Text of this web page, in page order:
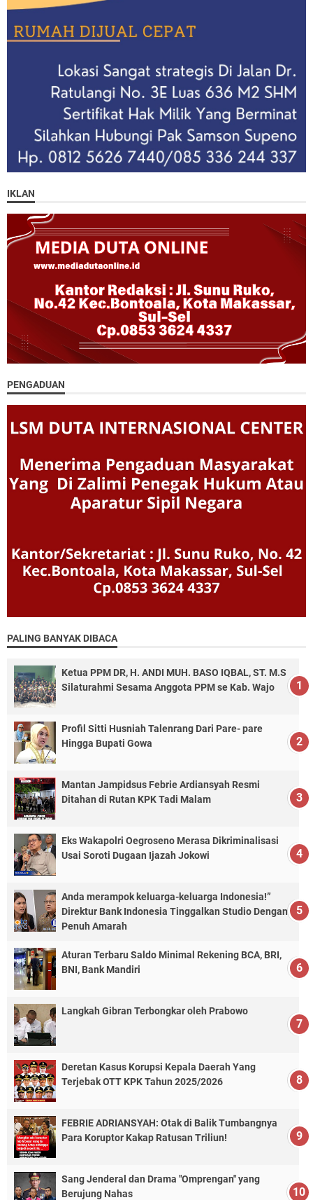
IKLAN
PENGADUAN
PALING BANYAK DIBACA
Ketua PPM DR, H. ANDI MUH. BASO IQBAL, ST. M.S
Silaturahmi Sesama Anggota PPM se Kab. Wajo
Profil Sitti Husniah Talenrang Dari Pare- pare
Hingga Bupati Gowa
Mantan Jampidsus Febrie Ardiansyah Resmi
Ditahan di Rutan KPK Tadi Malam
Eks Wakapolri Oegroseno Merasa Dikriminalisasi
Usai Soroti Dugaan Ijazah Jokowi
Anda merampok keluarga-keluarga Indonesia!”
Direktur Bank Indonesia Tinggalkan Studio Dengan
Penuh Amarah
Aturan Terbaru Saldo Minimal Rekening BCA, BRI,
BNI, Bank Mandiri
Langkah Gibran Terbongkar oleh Prabowo
Deretan Kasus Korupsi Kepala Daerah Yang
Terjebak OTT KPK Tahun 2025/2026
FEBRIE ADRIANSYAH: Otak di Balik Tumbangnya
Para Koruptor Kakap Ratusan Triliun!
Sang Jenderal dan Drama "Omprengan" yang
Berujung Nahas